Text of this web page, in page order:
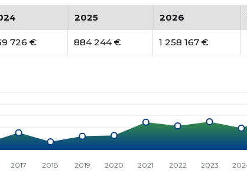
2025 2026
726 € 884 244 € 1 258 167 €